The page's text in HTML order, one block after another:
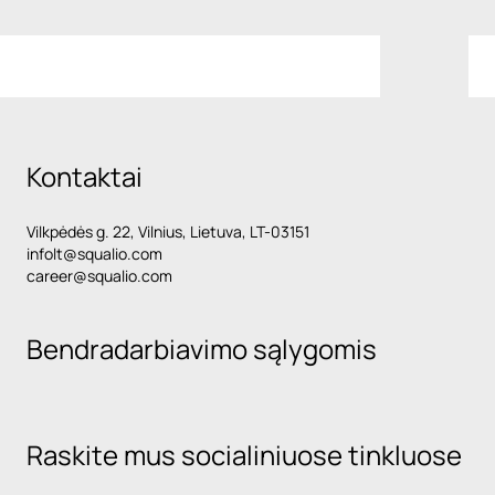
Kontaktai
Vilkpėdės g. 22, Vilnius, Lietuva, LT-03151
infolt@squalio.com
career@squalio.com
Bendradarbiavimo sąlygomis
Raskite mus socialiniuose tinkluose